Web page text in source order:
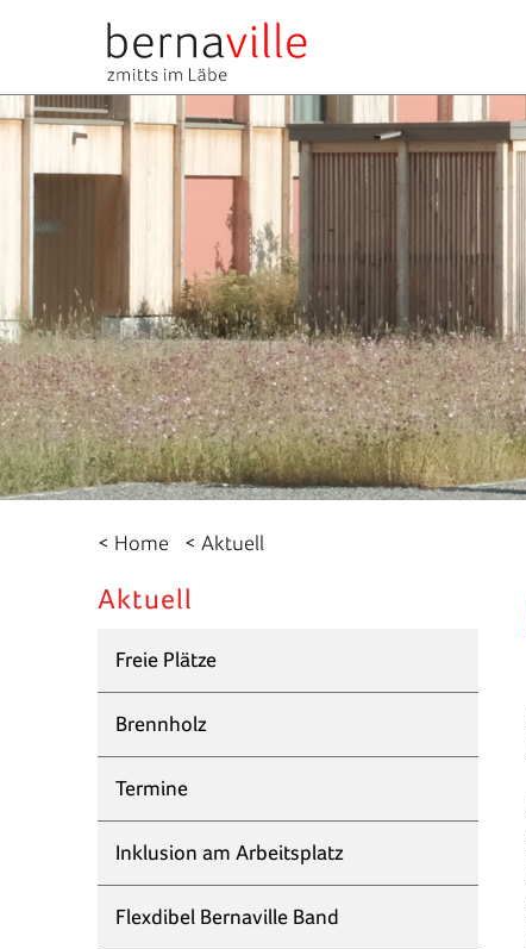
< Home < Aktuell
Aktuell
Freie Plätze
Brennholz
Termine
Inklusion am Arbeitsplatz
Flexdibel Bernaville Band